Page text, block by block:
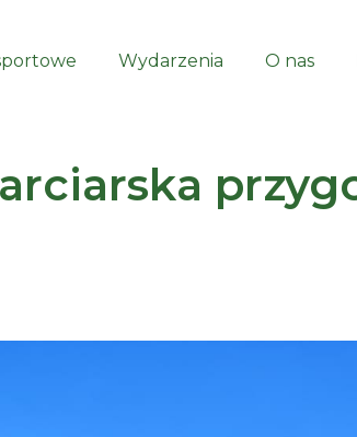
Wydarzenia O nas